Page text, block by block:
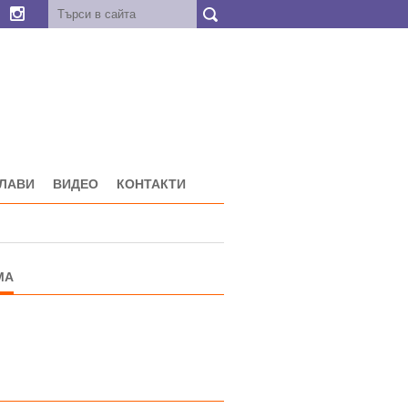
ВИДЕО КОНТАКТИ